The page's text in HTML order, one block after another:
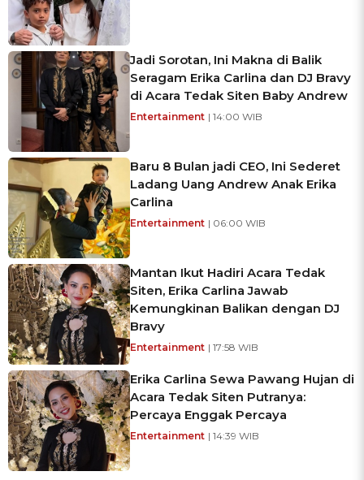
Jadi Sorotan, Ini Makna di Balik
Seragam Erika Carlina dan DJ Bravy
di Acara Tedak Siten Baby Andrew
Entertainment | 14:00 WIB
Baru 8 Bulan jadi CEO, Ini Sederet
Ladang Uang Andrew Anak Erika
Carlina
Entertainment | 06:00 WIB
Mantan Ikut Hadiri Acara Tedak
Siten, Erika Carlina Jawab
Kemungkinan Balikan dengan DJ
Bravy
Entertainment | 17:58 WIB
Erika Carlina Sewa Pawang Hujan di
Acara Tedak Siten Putranya:
Percaya Enggak Percaya
Entertainment | 14:39 WIB